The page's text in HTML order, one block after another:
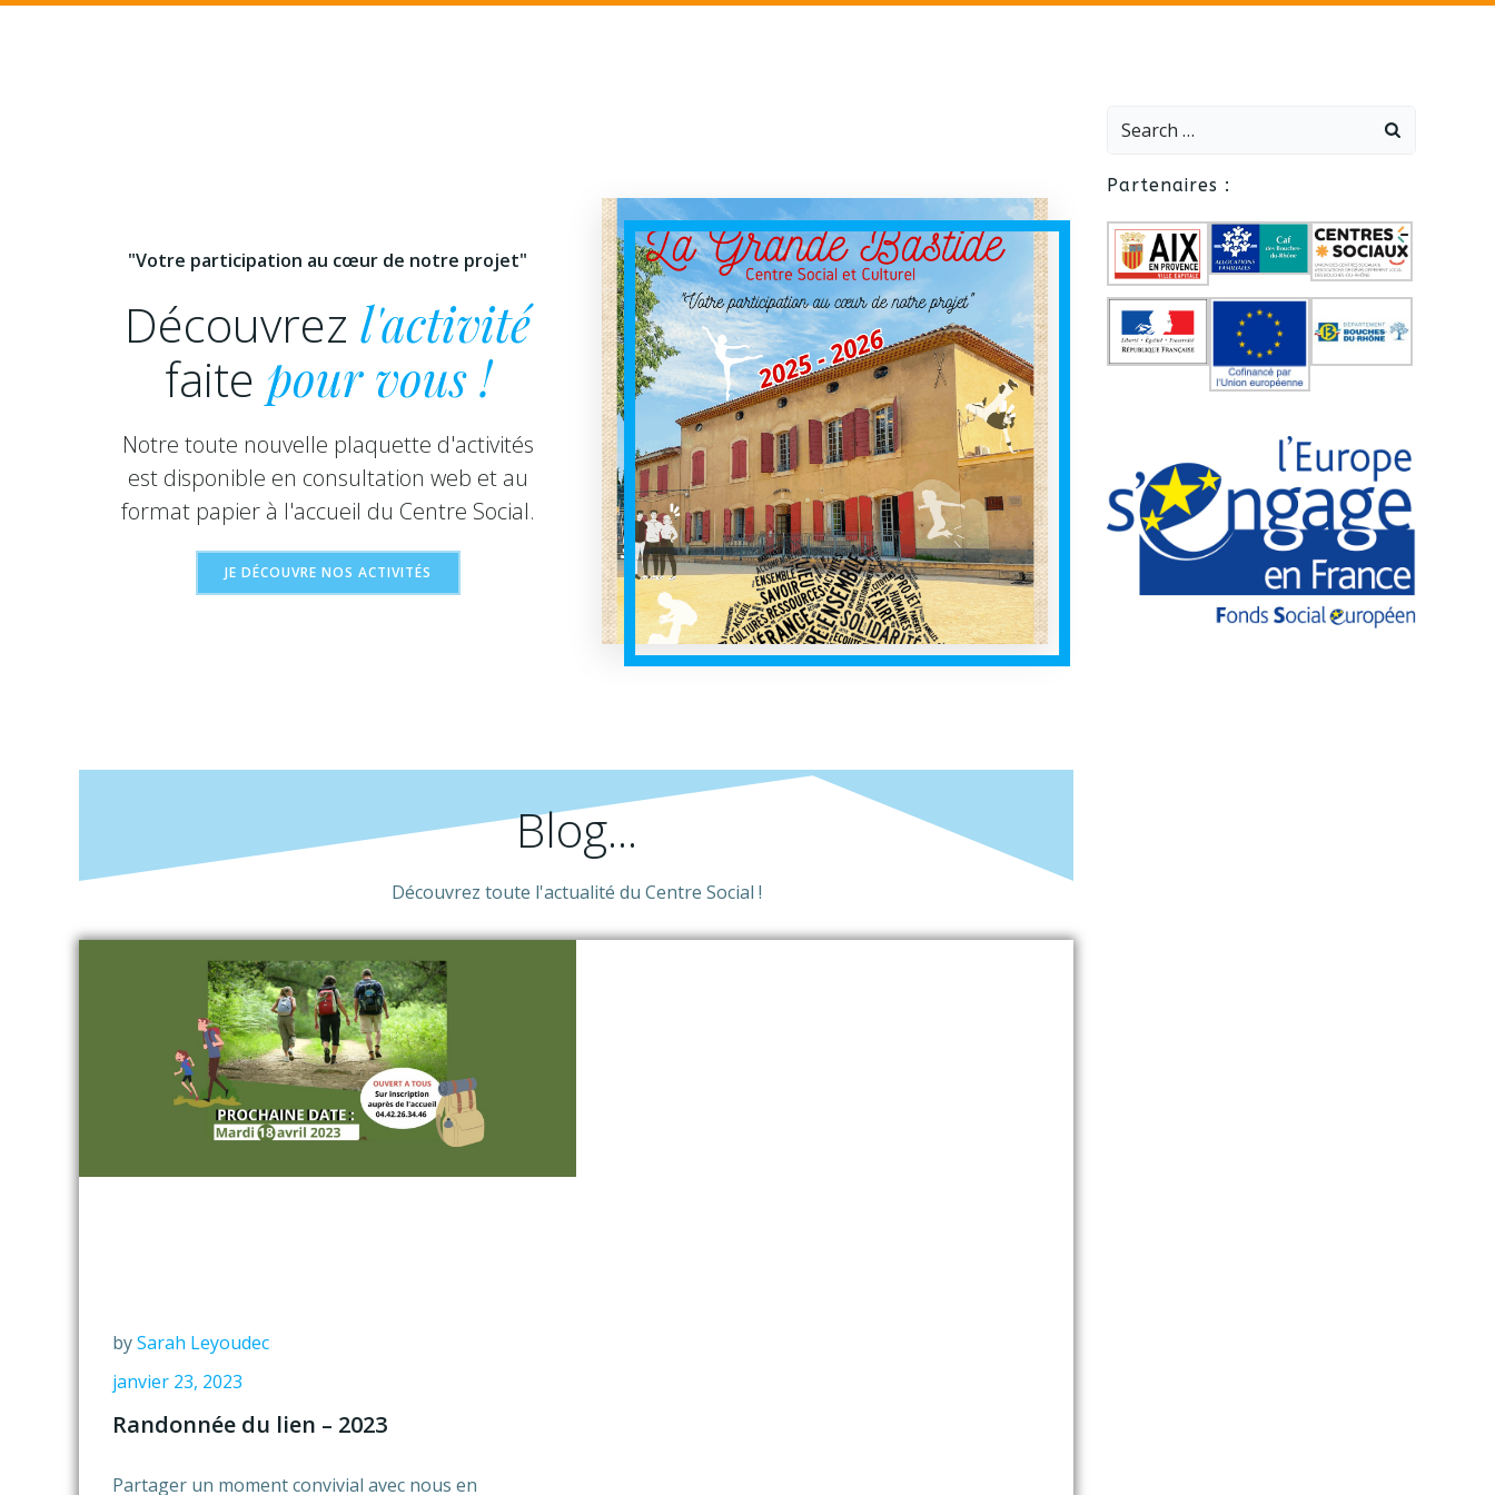
"Votre participation au cœur de notre projet"
Découvrez l'activité
faite pour vous !
Notre toute nouvelle plaquette d'activités
est disponible en consultation web et au
format papier à l'accueil du Centre Social.
JE DÉCOUVRE NOS ACTIVITÉS
Blog...
Découvrez toute l'actualité du Centre Social !
bySarah Leyoudec
janvier 23, 2023
Randonnée du lien – 2023
Partager un moment convivial avec nous en
Search
Partenaires :